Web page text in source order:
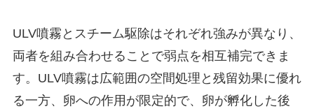
ULV噴霧とスチーム駆除はそれぞれ強みが異なり、
両者を組み合わせることで弱点を相互補完できま
す。ULV噴霧は広範囲の空間処理と残留効果に優れ
る一方、卵への作用が限定的で、卵が孵化した後